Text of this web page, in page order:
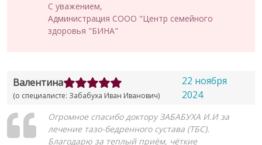
С уважением,
Администрация СООО "Центр семейного
здоровья "БИНА"
Валентина
(о специалисте: Забабуха Иван Иванович)
22 ноября
2024
Огромное спасибо доктору ЗАБАБУХА И.И за
лечение тазо-бедренного сустава (ТБС).
Благодарю за теплый приём, чёткие